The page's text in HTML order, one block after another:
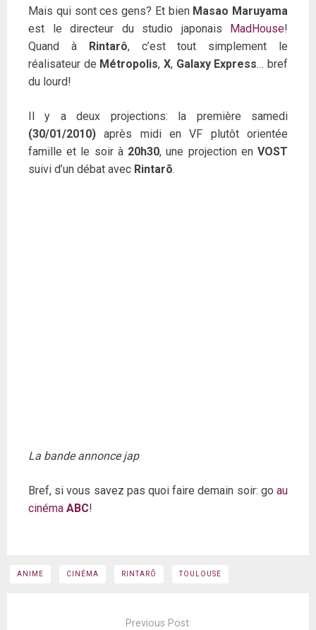
Mais qui sont ces gens? Et bien Masao Maruyama
est le directeur du studio japonais MadHouse!
Quand à Rintarô, c’est tout simplement le
réalisateur de Métropolis,X, Galaxy Express… bref
du lourd!
Il y a deux projections: la première samedi
(30/01/2010) après midi en VF plutôt orientée
famille et le soir à20h30, une projection enVOST
suivi d’un débat avec Rintarõ.
La bande annonce jap
Bref, si vous savez pas quoi faire demain soir: go au
cinéma ABC!
ANIME CINÉMA RINTARÕ TOULOUSE
Previous Post: